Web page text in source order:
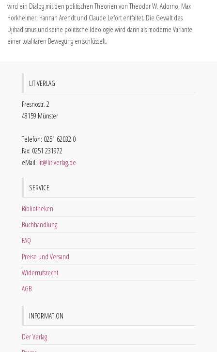
wird ein Dialog mit den politischen Theorien von Theodor W. Adorno, Max
Horkheimer, Hannah Arendt und Claude Lefort entfaltet. Die Gewalt des
Djihadismus und seine politische Ideologie wird dann als moderne Variante
einer totalitären Bewegung entschlüsselt.
LIT VERLAG
Fresnostr. 2
48159 Münster
Telefon: 0251 62032 0
Fax: 0251 231972
eMail: lit@lit-verlag.de
SERVICE
Bibliotheken
Buchhandlung
FAQ
Preise und Versand
Widerrufsrecht
AGB
INFORMATION
Der Verlag